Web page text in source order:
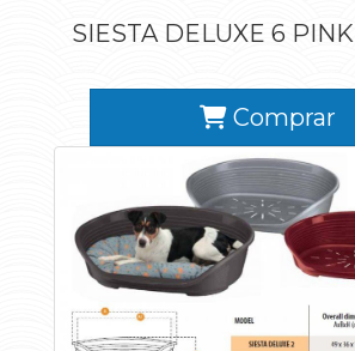
SIESTA DELUXE 6 PINK
Comprar